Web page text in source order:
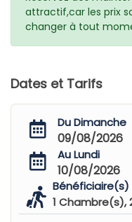
attractif,car les prix
changer à tout
Dates et Tarifs
Du Dimanche
09/08/2026
Au Lundi
10/08/2026
Bénéficiaire(s)
1 Chambre(s),